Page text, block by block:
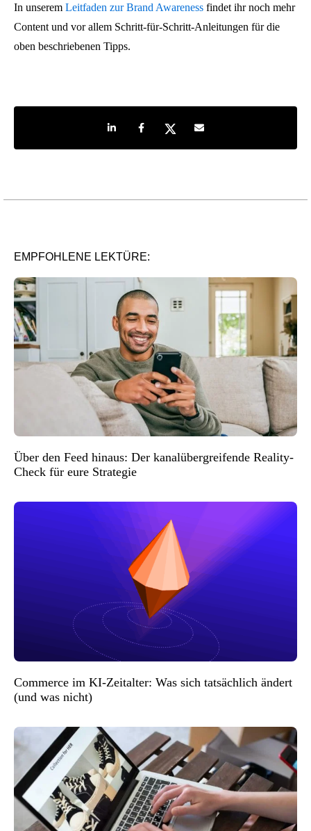
In unserem Leitfaden zur Brand Awareness findet ihr noch mehr
Content und vor allem Schritt-für-Schritt-Anleitungen für die
oben beschriebenen Tipps.
Share on LinkedIn
Share on Facebook
Share on TwitterShare by e-mail
EMPFOHLENE LEKTÜRE:
Über den Feed hinaus: Der kanalübergreifende Reality-
Check für eure Strategie
Commerce im KI-Zeitalter: Was sich tatsächlich ändert
(und was nicht)